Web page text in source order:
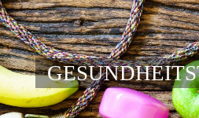
Skip
to
content
© ezthaiphoto / fotolia